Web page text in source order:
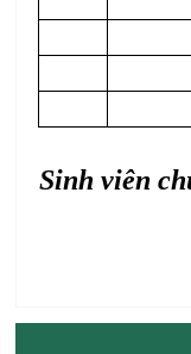
Sinh viên